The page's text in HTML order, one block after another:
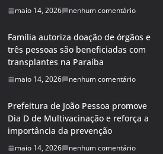
maio 14, 2026 nenhum comentário
Família autoriza doação de órgãos e
três pessoas são beneficiadas com
transplantes na Paraíba
maio 14, 2026 nenhum comentário
Prefeitura de João Pessoa promove
Dia D de Multivacinação e reforça a
importância da prevenção
maio 14, 2026 nenhum comentário